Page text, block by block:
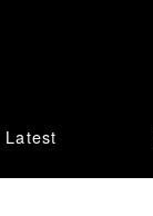
Latest